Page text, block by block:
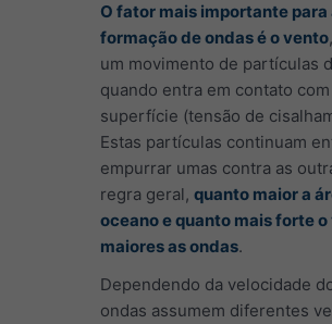
O fator mais importante para
formação de ondas é o vento
um movimento de partículas
quando entra em contato
superfície (tensão de
Estas partículas continuam
empurrar umas contra as
regra geral, quanto maior a
oceano e quanto mais forte
maiores as ondas.
Dependendo da velocidade
ondas assumem diferentes